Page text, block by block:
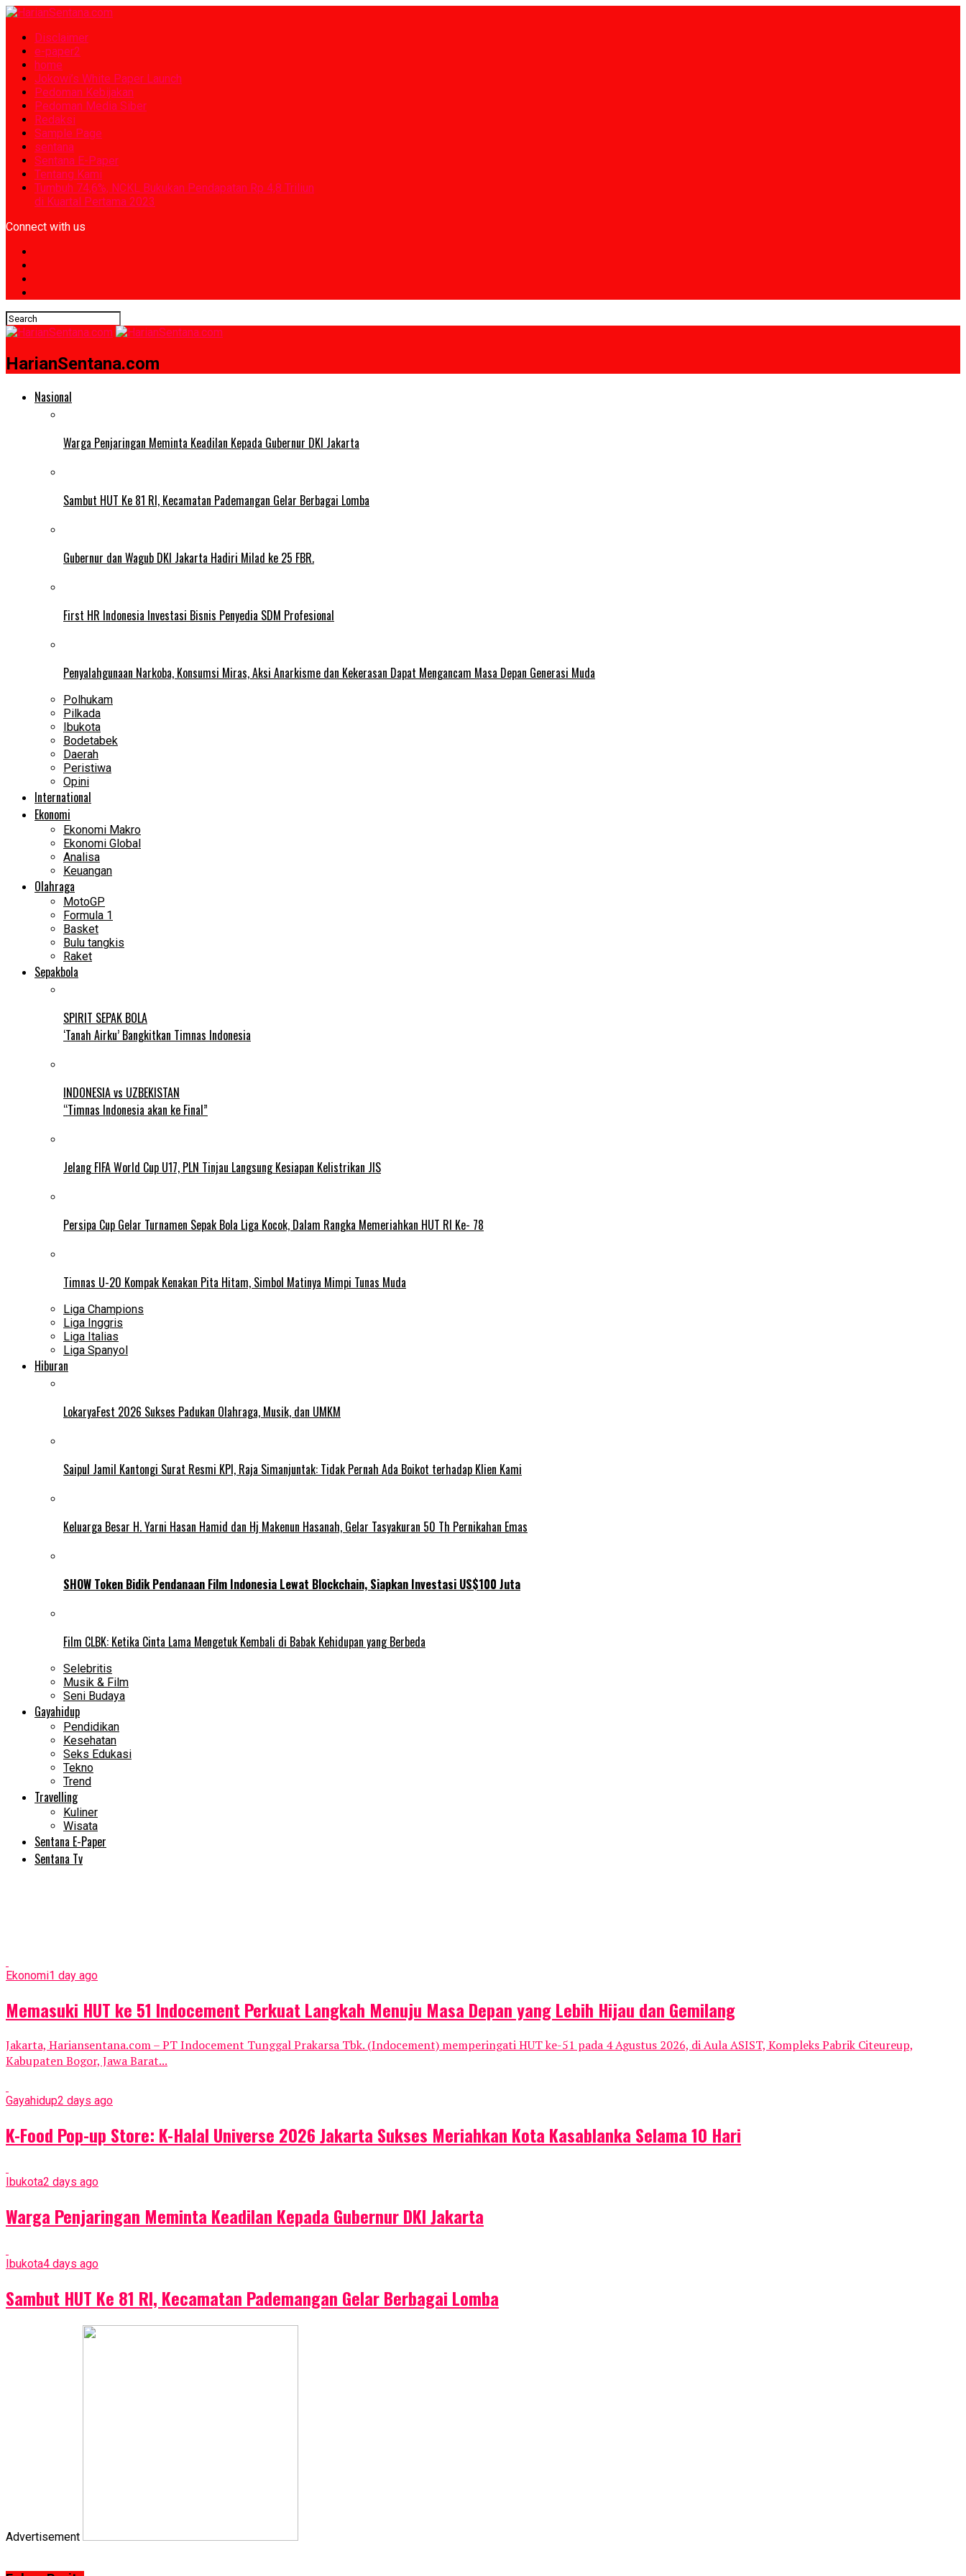
Disclaimer
e-paper2
home
Jokowi’s White Paper Launch
Pedoman Kebijakan
Pedoman Media Siber
Redaksi
Sample Page
sentana
Sentana E-Paper
Tentang Kami
Tumbuh 74,6%, NCKL Bukukan Pendapatan Rp 4,8 Triliun
di Kuartal Pertama 2023
Connect with us
HarianSentana.com
Nasional
Warga Penjaringan Meminta Keadilan Kepada Gubernur DKI Jakarta
Sambut HUT Ke 81 RI, Kecamatan Pademangan Gelar Berbagai Lomba
Gubernur dan Wagub DKI Jakarta Hadiri Milad ke 25 FBR.
First HR Indonesia Investasi Bisnis Penyedia SDM Profesional
Penyalahgunaan Narkoba, Konsumsi Miras, Aksi Anarkisme dan Kekerasan Dapat Mengancam Masa Depan Generasi Muda
Polhukam
Pilkada
Ibukota
Bodetabek
Daerah
Peristiwa
Opini
International
Ekonomi
Ekonomi Makro
Ekonomi Global
Analisa
Keuangan
Olahraga
MotoGP
Formula 1
Basket
Bulu tangkis
Raket
Sepakbola
SPIRIT SEPAK BOLA
‘Tanah Airku’ Bangkitkan Timnas Indonesia
INDONESIA vs UZBEKISTAN
“Timnas Indonesia akan ke Final”
Jelang FIFA World Cup U17, PLN Tinjau Langsung Kesiapan Kelistrikan JIS
Persipa Cup Gelar Turnamen Sepak Bola Liga Kocok, Dalam Rangka Memeriahkan HUT RI Ke- 78
Timnas U-20 Kompak Kenakan Pita Hitam, Simbol Matinya Mimpi Tunas Muda
Liga Champions
Liga Inggris
Liga Italias
Liga Spanyol
Hiburan
LokaryaFest 2026 Sukses Padukan Olahraga, Musik, dan UMKM
Saipul Jamil Kantongi Surat Resmi KPI, Raja Simanjuntak: Tidak Pernah Ada Boikot terhadap Klien Kami
Keluarga Besar H. Yarni Hasan Hamid dan Hj Makenun Hasanah, Gelar Tasyakuran 50 Th Pernikahan Emas
SHOW Token Bidik Pendanaan Film Indonesia Lewat Blockchain, Siapkan Investasi US$100 Juta
Film CLBK: Ketika Cinta Lama Mengetuk Kembali di Babak Kehidupan yang Berbeda
Selebritis
Musik & Film
Seni Budaya
Gayahidup
Pendidikan
Kesehatan
Seks Edukasi
Tekno
Trend
Travelling
Kuliner
Wisata
Sentana E-Paper
Sentana Tv
Ekonomi1 day ago
Memasuki HUT ke 51 Indocement Perkuat Langkah Menuju Masa Depan yang Lebih Hijau dan Gemilang
Jakarta, Hariansentana.com – PT Indocement Tunggal Prakarsa Tbk. (Indocement) memperingati HUT ke-51 pada 4 Agustus 2026, di Aula ASIST, Kompleks Pabrik Citeureup,
Kabupaten Bogor, Jawa Barat...
Gayahidup2 days ago
K-Food Pop-up Store: K-Halal Universe 2026 Jakarta Sukses Meriahkan Kota Kasablanka Selama 10 Hari
Ibukota2 days ago
Warga Penjaringan Meminta Keadilan Kepada Gubernur DKI Jakarta
Ibukota4 days ago
Sambut HUT Ke 81 RI, Kecamatan Pademangan Gelar Berbagai Lomba
Advertisement